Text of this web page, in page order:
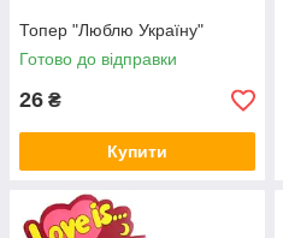
Топер "Люблю Україну"
Готово до відправки
26 ₴
Купити